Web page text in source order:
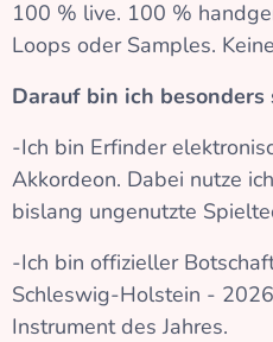
100 % live. 100 %
Loops oder Samples.
Darauf bin ich besonders
-Ich bin Erfinder
Akkordeon. Dabei nutze
bislang ungenutzte
-Ich bin offizieller
Schleswig-Holstein -
Instrument des Jahres.